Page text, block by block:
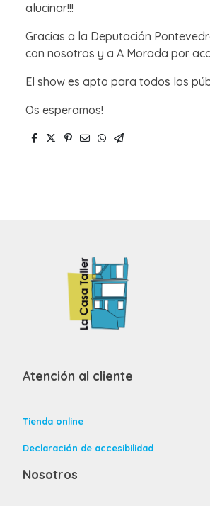
alucinar!!!
Gracias a la Deputación
con nosotros y a A Morada por
El show es apto para todos los
Os esperamos!
Atención al cliente
Tienda online
Declaración de accesibilidad
Nosotros